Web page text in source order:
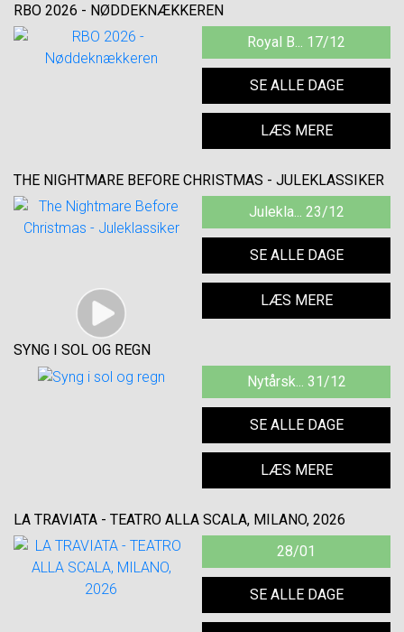
RBO 2026 - NØDDEKNÆKKEREN
Royal B... 17/12
SE ALLE DAGE
LÆS MERE
THE NIGHTMARE BEFORE CHRISTMAS - JULEKLASSIKER
Julekla... 23/12
SE ALLE DAGE
LÆS MERE
SYNG I SOL OG REGN
Nytårsk... 31/12
SE ALLE DAGE
LÆS MERE
LA TRAVIATA - TEATRO ALLA SCALA, MILANO, 2026
28/01
SE ALLE DAGE